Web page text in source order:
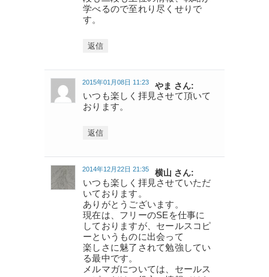
学べるので至れり尽くせりで
す。
返信
やま さん:
2015年01月08日 11:23
いつも楽しく拝見させて頂いて
おります。
返信
横山 さん:
2014年12月22日 21:35
いつも楽しく拝見させていただ
いております。
ありがとうございます。
現在は、フリーのSEを仕事に
しておりますが、セールスコピ
ーというものに出会って
楽しさに魅了されて勉強してい
る最中です。
メルマガについては、セールス